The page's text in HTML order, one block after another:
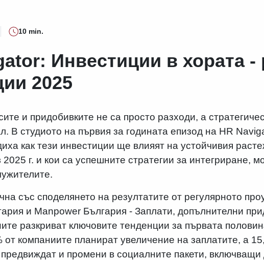
10 min.
Инвестиции в хората -
2025
и придобивките не са просто разходи, а
В студиото на първия за годината епизод на HR
как тези инвестиции ще влияят на устойчивия
г. и кои са успешните стратегии за интегриране,
със споделянето на резултатите от регулярното
и Manpower България - Заплати, допълнителни
разкриват ключовите тенденции за първата
от компаниите планират увеличение на заплатите, а
и промени в социалните пакети,